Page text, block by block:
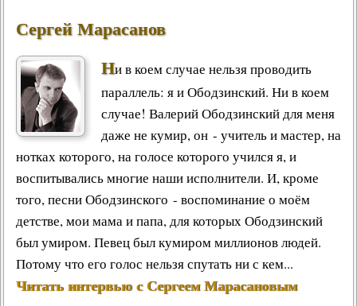
Сергей Марасанов
Ни в коем случае нельзя проводить
параллель: я и Ободзинский. Ни в коем
случае! Валерий Ободзинский для меня
даже не кумир, он - учитель и мастер, на
нотках которого, на голосе которого учился я, и
воспитывались многие наши исполнители. И, кроме
того, песни Ободзинского - воспоминание о моём
детстве, мои мама и папа, для которых Ободзинский
был умиром. Певец был кумиром миллионов людей.
Потому что его голос нельзя спутать ни с кем...
Читать интервью с Сергеем Марасановым